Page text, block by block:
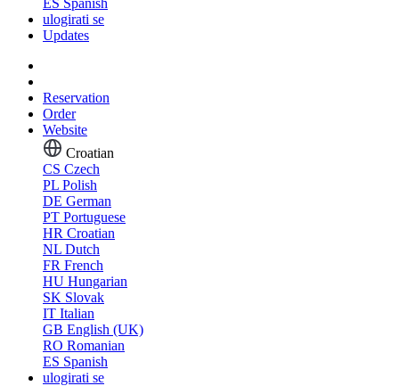
ES Spanish
ulogirati se
Updates
Reservation
Order
Website
Croatian
CS Czech
PL Polish
DE German
PT Portuguese
HR Croatian
NL Dutch
FR French
HU Hungarian
SK Slovak
IT Italian
GB English (UK)
RO Romanian
ES Spanish
ulogirati se